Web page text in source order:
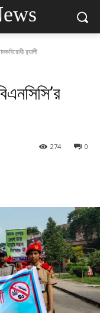
র‍্যালী
0
274